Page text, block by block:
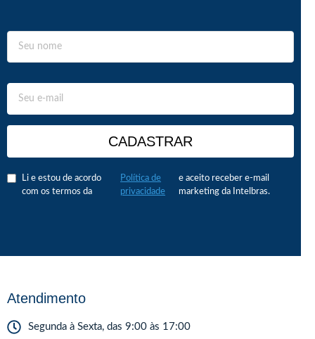
CADASTRAR
Li e estou de acordo
com os termos da
Política de
privacidade
e aceito receber e-mail
marketing da Intelbras.
Atendimento
Segunda à Sexta, das 9:00 às 17:00